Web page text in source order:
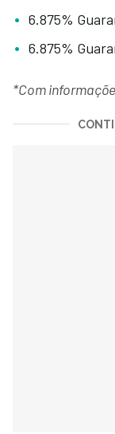
6.875%
6.875%
*Com